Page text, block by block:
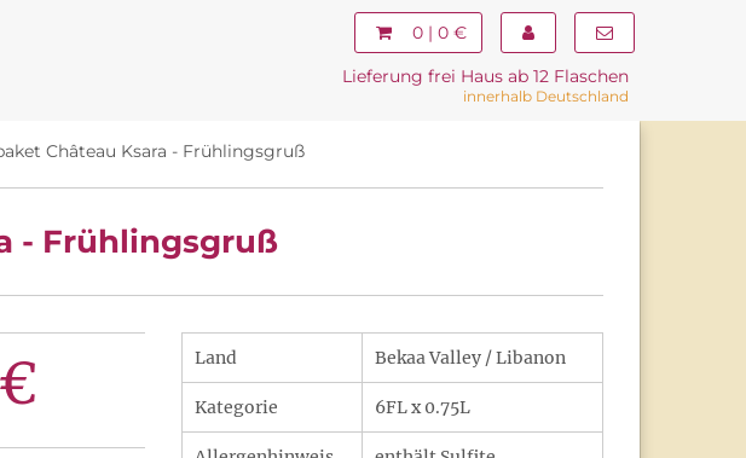
0 | 0 €
Lieferung frei Haus ab 12 Flaschen
innerhalb Deutschland
Château Ksara - Frühlingsgruß
- Frühlingsgruß
Land Bekaa Valley / Libanon
Kategorie 6FL x 0.75L